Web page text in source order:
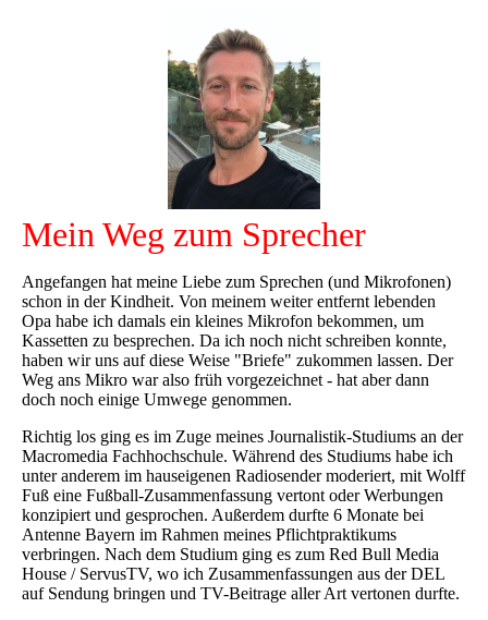
Mein Weg zum Sprecher
Angefangen hat meine Liebe zum Sprechen (und Mikrofonen)
schon in der Kindheit. Von meinem weiter entfernt lebenden
Opa habe ich damals ein kleines Mikrofon bekommen, um
Kassetten zu besprechen. Da ich noch nicht schreiben konnte,
haben wir uns auf diese Weise "Briefe" zukommen lassen. Der
Weg ans Mikro war also früh vorgezeichnet - hat aber dann
doch noch einige Umwege genommen.
Richtig los ging es im Zuge meines Journalistik-Studiums an der
Macromedia Fachhochschule. Während des Studiums habe ich
unter anderem im hauseigenen Radiosender moderiert, mit Wolff
Fuß eine Fußball-Zusammenfassung vertont oder Werbungen
konzipiert und gesprochen. Außerdem durfte 6 Monate bei
Antenne Bayern im Rahmen meines Pflichtpraktikums
verbringen. Nach dem Studium ging es zum Red Bull Media
House / ServusTV, wo ich Zusammenfassungen aus der DEL
auf Sendung bringen und TV-Beitrage aller Art vertonen durfte.